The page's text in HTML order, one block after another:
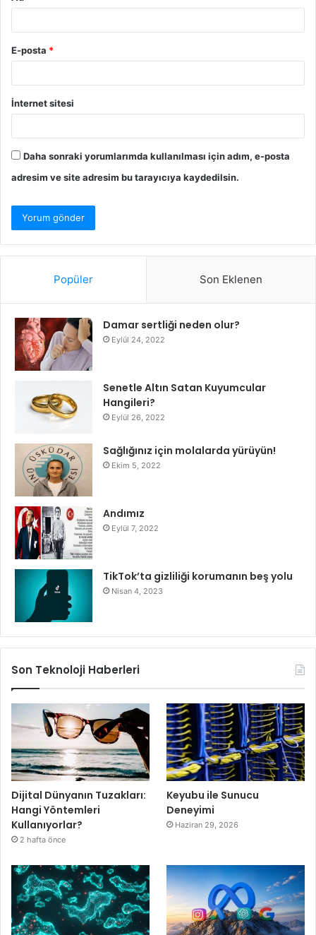
E-posta *
İnternet sitesi
Daha sonraki yorumlarımda kullanılması için adım, e-posta
adresim ve site adresim bu tarayıcıya kaydedilsin.
Popüler Son Eklenen
Damar sertliği neden olur?
Eylül 24, 2022
Senetle Altın Satan Kuyumcular
Hangileri?
Eylül 26, 2022
Sağlığınız için molalarda yürüyün!
Ekim 5, 2022
Andımız
Eylül 7, 2022
TikTok’ta gizliliği korumanın beş yolu
Nisan 4, 2023
Son Teknoloji Haberleri
Dijital Dünyanın Tuzakları:
Hangi Yöntemleri
Kullanıyorlar?
2 hafta önce
Keyubu ile Sunucu
Deneyimi
Haziran 29, 2026